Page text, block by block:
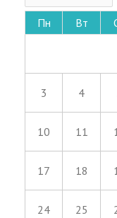
Пн Вт
3 4
10 11
17 18
24 25